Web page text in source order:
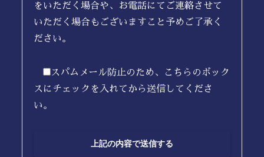
をいただく場合や、お電話にてご連絡させて
いただく場合もございますこと予めご了承く
ださい。
スパムメール防止のため、こちらのボック
スにチェックを入れてから送信してくださ
い。